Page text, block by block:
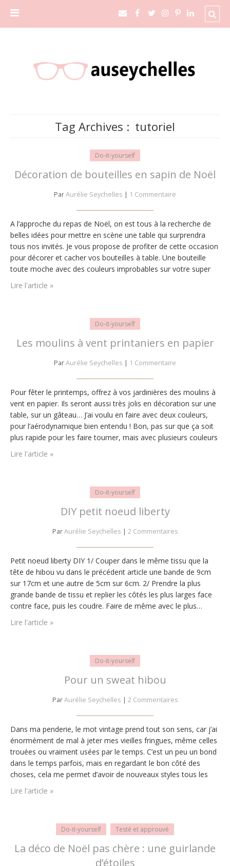
Tag Archives : tutoriel
Do-it-yourself
Décoration de bouteilles en sapin de Noël
ParAurélie Seychelles | 1 Commentaire
A l’approche du repas de Noël, on est tous à la recherche de
belles idées pour mettre en scène une table qui surprendra
tous nos invités. Je vous propose de profiter de cette occasion
pour décorer et cacher vos bouteilles à table. Une bouteille
toute moche avec des couleurs improbables sur votre super
table, un brin décevant ! Maintenant les…
Lire l'article »
Do-it-yourself
Les moulins à vent printaniers en papier
ParAurélie Seychelles | 1 Commentaire
Pour fêter le printemps, offrez à vos jardinières des moulins à
vent en papier. Ils seront aussi très jolis en décoration sur une
table, sur un gâteau… J’ai voulu en faire avec deux couleurs,
pour l’aérodynamique bien entendu ! Bon, pas sur que ça soit
plus rapide pour les faire tourner, mais avec plusieurs couleurs
cela fait un beau mélange…
Lire l'article »
Do-it-yourself
DIY petit noeud liberty
ParAurélie Seychelles | 2 Commentaires
Petit noeud liberty DIY 1/ Couper dans le même tissu que la
tête de hibou vu dans le précédent article une bande de 9cm
sur 17cm et une autre de 5cm sur 6cm. 2/ Prendre la plus
grande bande de tissu et replier les côtés les plus larges face
contre face, puis les coudre. Faire de même avec le plus…
Lire l'article »
Do-it-yourself
Pour un sweat hibou
ParAurélie Seychelles | 2 Commentaires
Dans ma penderie, le mot vintage prend tout son sens, car j’ai
énormément de mal à jeter mes vieilles fringues, même celles
trouées ou vraiment usées par le temps. C’est un peu un bond
dans le temps parfois, mais en regardant le bon côté des
choses, cela me permet d’avoir de nouveaux styles tous les
jours ! Depuis quelques temps,…
Lire l'article »
Do-it-yourself Testé et approuvé
La déco de Noël pas chère : une guirlande
d’étoiles